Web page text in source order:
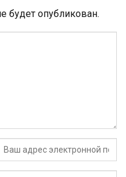
будет опубликован.